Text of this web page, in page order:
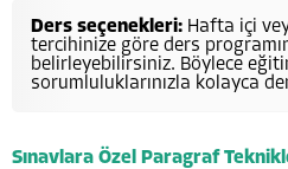
Ders seçenekleri: Hafta içi
tercihinize göre ders
belirleyebilirsiniz. Böylece
sorumluluklarınızla kolayca
Sınavlara Özel Paragraf